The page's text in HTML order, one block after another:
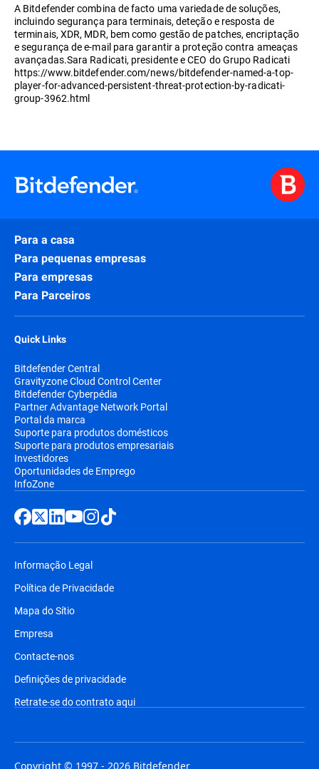
A Bitdefender combina de facto uma variedade de soluções,
incluindo segurança para terminais, deteção e resposta de
terminais, XDR, MDR, bem como gestão de patches, encriptação
e segurança de e-mail para garantir a proteção contra ameaças
avançadas.Sara Radicati, presidente e CEO do Grupo Radicati
https://www.bitdefender.com/news/bitdefender-named-a-top-
player-for-advanced-persistent-threat-protection-by-radicati-
group-3962.html
Para a casa
Para pequenas empresas
Para empresas
Para Parceiros
Quick Links
Bitdefender Central
Gravityzone Cloud Control Center
Bitdefender Cyberpédia
Partner Advantage Network Portal
Portal da marca
Suporte para produtos domésticos
Suporte para produtos empresariais
Investidores
Oportunidades de Emprego
InfoZone
Informação Legal
Política de Privacidade
Mapa do Sítio
Empresa
Contacte-nos
Definições de privacidade
Retrate-se do contrato aqui
Copyright © 1997 - 2026 Bitdefender